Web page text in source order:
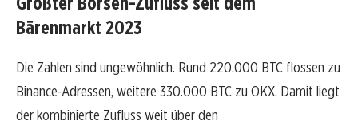
Bärenmarkt 2023
Die Zahlen sind ungewöhnlich. Rund 220.000 BTC flossen zu
Binance-Adressen, weitere 330.000 BTC zu OKX. Damit liegt
der kombinierte Zufluss weit über den